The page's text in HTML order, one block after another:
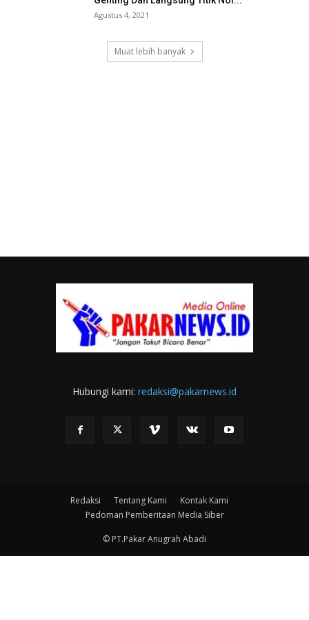
Agustus 4, 2021
Muat lebih banyak
Hubungi kami: redaksi@pakarnews.id
Redaksi Tentang Kami
Kontak Kami
Pedoman Pemberitaan Media Siber
© PT.Pakar Anugrah Abadi